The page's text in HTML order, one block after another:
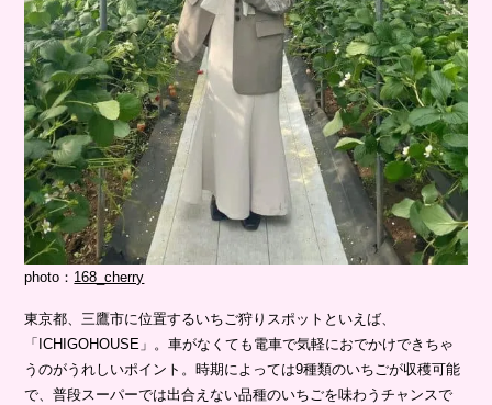
photo： 168_cherry
東京都、三鷹市に位置するいちご狩りスポットといえば、
「ICHIGOHOUSE」。車がなくても電車で気軽におでかけできちゃ
うのがうれしいポイント。時期によっては9種類のいちごが収穫可能
で、普段スーパーでは出合えない品種のいちごを味わうチャンスで